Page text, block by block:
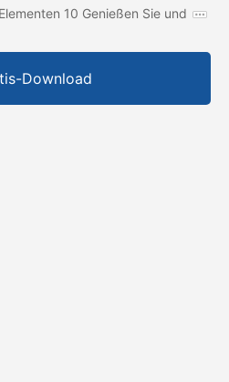
10 Genießen Sie und
Download